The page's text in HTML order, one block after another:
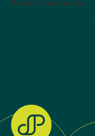
Recent Comments